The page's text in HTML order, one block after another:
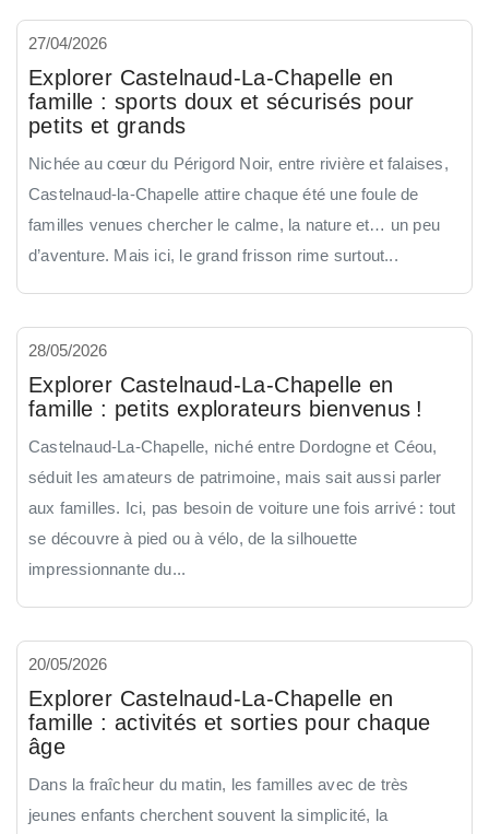
27/04/2026
Explorer Castelnaud-La-Chapelle en
famille : sports doux et sécurisés pour
petits et grands
Nichée au cœur du Périgord Noir, entre rivière et falaises,
Castelnaud-la-Chapelle attire chaque été une foule de
familles venues chercher le calme, la nature et… un peu
d’aventure. Mais ici, le grand frisson rime surtout...
28/05/2026
Explorer Castelnaud-La-Chapelle en
famille : petits explorateurs bienvenus !
Castelnaud-La-Chapelle, niché entre Dordogne et Céou,
séduit les amateurs de patrimoine, mais sait aussi parler
aux familles. Ici, pas besoin de voiture une fois arrivé : tout
se découvre à pied ou à vélo, de la silhouette
impressionnante du...
20/05/2026
Explorer Castelnaud-La-Chapelle en
famille : activités et sorties pour chaque
âge
Dans la fraîcheur du matin, les familles avec de très
jeunes enfants cherchent souvent la simplicité, la